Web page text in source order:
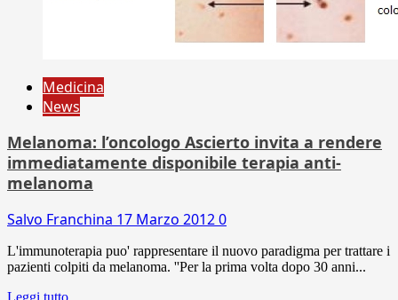
Medicina
News
Melanoma: l’oncologo Ascierto invita a rendere
immediatamente disponibile terapia anti-
melanoma
Salvo Franchina 17 Marzo 20120
L'immunoterapia puo' rappresentare il nuovo paradigma per trattare i
pazienti colpiti da melanoma. ''Per la prima volta dopo 30 anni...
Leggi tutto